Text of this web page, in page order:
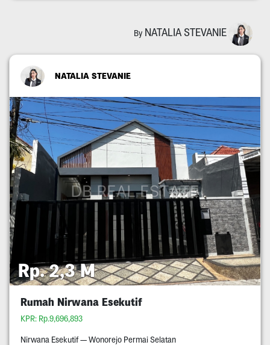
By NATALIA STEVANIE
NATALIA STEVANIE
Rp. 2,3 M
Rumah Nirwana Esekutif
KPR: Rp.9,696,893
Nirwana Esekutif — Wonorejo Permai Selatan